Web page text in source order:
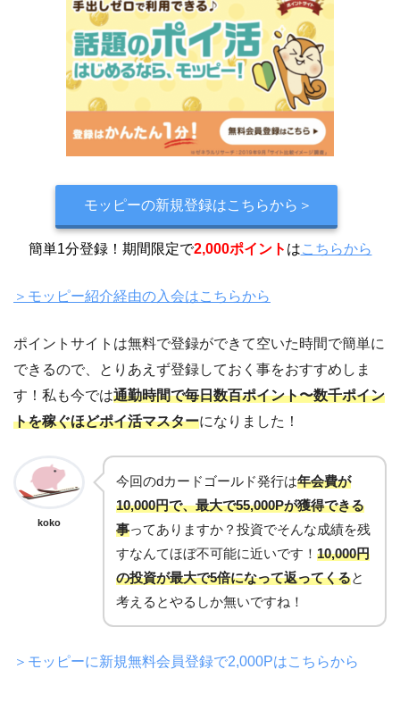
モッピーの新規登録はこちらから＞
簡単1分登録！期間限定で2,000ポイント はこちらから
＞モッピー紹介経由の入会はこちらから
ポイントサイトは無料で登録ができて空いた時間で簡単に
できるので、とりあえず登録しておく事をおすすめしま
す！私も今では通勤時間で毎日数百ポイント〜数千ポイン
トを稼ぐほどポイ活マスターになりました！
koko
今回のdカードゴールド発行は年会費が
10,000円で、最大で55,000Pが獲得できる
事ってありますか？投資でそんな成績を残
すなんてほぼ不可能に近いです！ 10,000円
の投資が最大で5倍になって返ってくると
考えるとやるしか無いですね！
＞モッピーに新規無料会員登録で2,000Pはこちらから